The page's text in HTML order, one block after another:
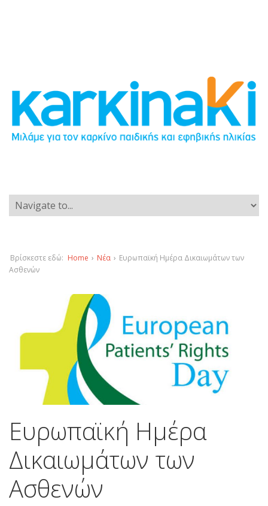
Βρίσκεστε εδώ: Home › Νέα › Ευρωπαϊκή Ημέρα Δικαιωμάτων των
Ασθενών
Ευρωπαϊκή Ημέρα
Δικαιωμάτων των
Ασθενών